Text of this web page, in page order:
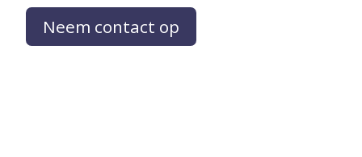
Neem contact op